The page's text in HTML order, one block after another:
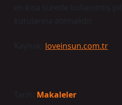
en kısa sürede kullanılmış
kutularına atılmalıdır.
Kaynak: loveinsun.com.tr
Tarih: Makaleler